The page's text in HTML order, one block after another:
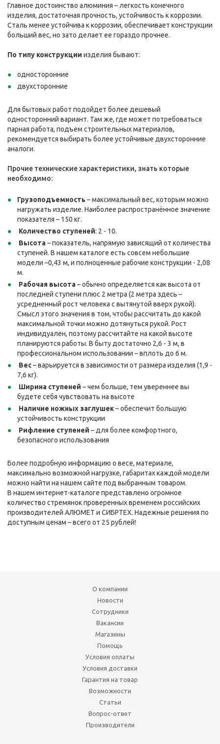
Главное достоинство алюминия – легкость конечного
изделия, достаточная прочность, устойчивость к коррозии.
Сталь менее устойчива к коррозии, обеспечивает конструкции
больший вес, но зато делает ее гораздо прочнее.
По типу конструкции изделия бывают:
односторонние
двухсторонние
Для бытовых работ подойдет более дешевый
односторонний вариант. Там же, где может потребоваться
парная работа, подъем строительных материалов,
рекомендуется выбирать более устойчивые двухсторонние
аналоги.
Прочие технические характеристики, знать которые
необходимо:
Грузоподъемность – максимальный вес, которым можно
нагружать изделие. Наиболее распространённое значение
показателя – 150 кг.
Количество ступеней: 2 - 10.
Высота– показатель, напрямую зависящий от количества
ступеней. В нашем каталоге есть совсем небольшие
модели –0,43 м, и полноценные рабочие конструкции - 2,08
м.
Рабочая высота– обычно определяется как высота от
последней ступени плюс 2 метра (2 метра здесь –
усредненный рост человека с вытянутой вверх рукой).
Смысл этого значения в том, чтобы рассчитать до какой
максимальной точки можно дотянуться рукой. Рост
индивидуален, поэтому рассчитайте на какой высоте
планируются работы. В быту достаточно 2,6 - 3 м, в
профессиональном использовании – вплоть до 6 м.
Вес– варьируется в зависимости от размера изделия (1,9 -
7,6 кг).
Ширина ступеней – чем больше, тем увереннее вы
будете себя чувствовать на высоте
Наличие ножных заглушек– обеспечит большую
устойчивость конструкции
Рифление ступеней – для более комфортного,
безопасного использования
Более подробную информацию о весе, материале,
максимально возможной нагрузке, габаритах каждой модели
можно найти на нашем сайте под выбранным товаром.
В нашем интернет-каталоге представлено огромное
количество стремянок проверенных временем российских
производителей АЛЮМЕТ и СИБРТЕХ. Надежные решения по
доступным ценам – всего от 25 рублей!
О компании
Новости
Сотрудники
Вакансии
Магазины
Помощь
Условия оплаты
Условия доставки
Гарантия на товар
Возможности
Статьи
Вопрос-ответ
Производители